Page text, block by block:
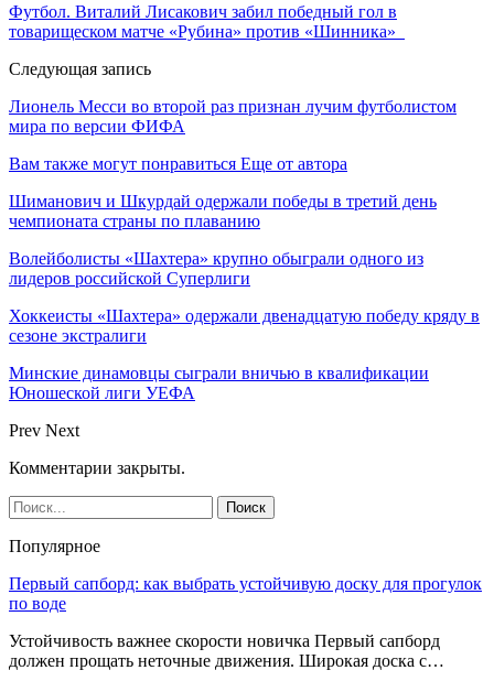
Футбол. Виталий Лисакович забил победный гол в
товарищеском матче «Рубина» против «Шинника»
Следующая запись
Лионель Месси во второй раз признан лучим футболистом
мира по версии ФИФА
Вам также могут понравиться Еще от автора
Шиманович и Шкурдай одержали победы в третий день
чемпионата страны по плаванию
Волейболисты «Шахтера» крупно обыграли одного из
лидеров российской Суперлиги
Хоккеисты «Шахтера» одержали двенадцатую победу кряду в
сезоне экстралиги
Минские динамовцы сыграли вничью в квалификации
Юношеской лиги УЕФА
Prev Next
Комментарии закрыты.
Популярное
Первый сапборд: как выбрать устойчивую доску для прогулок
по воде
Устойчивость важнее скорости новичка Первый сапборд
должен прощать неточные движения. Широкая доска с…